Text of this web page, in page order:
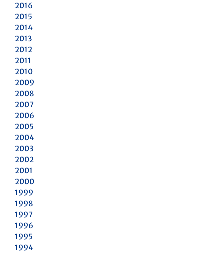
2016
2015
2014
2013
2012
2011
2010
2009
2008
2007
2006
2005
2004
2003
2002
2001
2000
1999
1998
1997
1996
1995
1994